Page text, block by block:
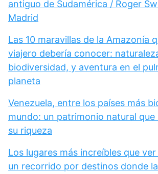
antiguo de Sudamérica / Roger
Madrid
Las 10 maravillas de la Amazonía
viajero debería conocer:
biodiversidad, y aventura en el
planeta
Venezuela, entre los países más
mundo: un patrimonio natural
su riqueza
Los lugares más increíbles que ver
un recorrido por destinos donde